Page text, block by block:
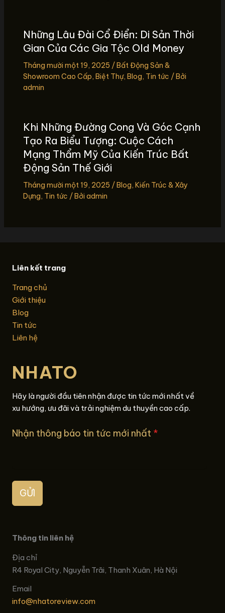
Những Lâu Đài Cổ Điển: Di Sản Thời
Gian Của Các Gia Tộc Old Money
Tháng mười một 19, 2025 /Bất Động Sản &
Showroom Cao Cấp, Biệt Thự, Blog, Tin tức / Bởi
admin
Khi Những Đường Cong Và Góc Cạnh
Tạo Ra Biểu Tượng: Cuộc Cách
Mạng Thẩm Mỹ Của Kiến Trúc Bất
Động Sản Thế Giới
Tháng mười một 19, 2025 /Blog, Kiến Trúc & Xây
Dựng, Tin tức / Bởi admin
Liên kết trang
Trang chủ
Giới thiệu
Blog
Tin tức
Liên hệ
NHATO
Hãy là người đầu tiên nhận được tin tức mới nhất về
xu hướng, ưu đãi và trải nghiệm du thuyền cao cấp.
Nhận thông báo tin tức mới nhất *
GỬI
Thông tin liên hệ
Địa chỉ
R4 Royal City, Nguyễn Trãi, Thanh Xuân, Hà Nội
Email
info@nhatoreview.com